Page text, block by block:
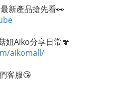
新產品搶先看👀
姐Aiko分享日常🍄
aikomall/
客服😘